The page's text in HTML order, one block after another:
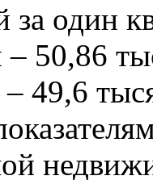
за один
– 50,86
– 49,6